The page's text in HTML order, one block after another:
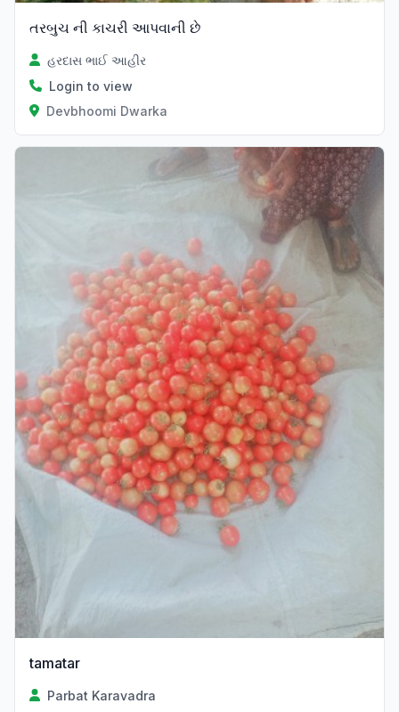
તરબુચ ની કાચરી આપવાની છે
હરદાસ ભાઈ આહીર
Login to view
Devbhoomi Dwarka
tamatar
Parbat Karavadra